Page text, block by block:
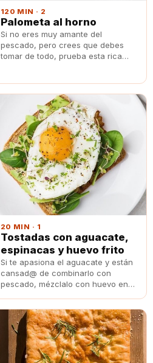
120 MIN · 2
Palometa al horno
Si no eres muy amante del
pescado, pero crees que debes
tomar de todo, prueba esta rica
20 MIN · 1
Tostadas con aguacate,
espinacas y huevo frito
Si te apasiona el aguacate y están
cansad@ de combinarlo con
pescado, mézclalo con huevo en